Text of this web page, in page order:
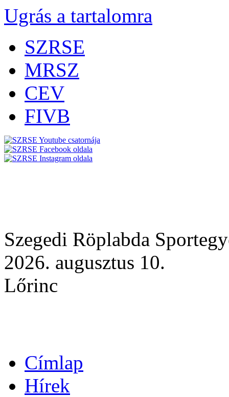
Ugrás a tartalomra
SZRSE
MRSZ
CEV
FIVB
Szegedi Röplabda
2026. augusztus 10.
Lőrinc
Címlap
Hírek